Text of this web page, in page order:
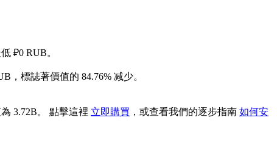
₽0 RUB。
，標誌著價值的 84.76% 减少。
3.72B。 點擊這裡 立即購買 ，或查看我們的逐步指南 如何安